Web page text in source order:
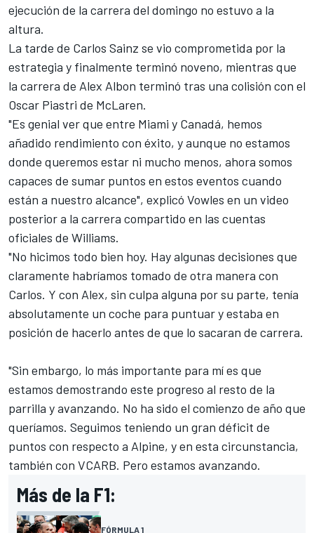
ejecución de la carrera del domingo no estuvo a la
altura.
La tarde de Carlos Sainz se vio comprometida por la
estrategia y finalmente terminó noveno, mientras que
la carrera de Alex Albon terminó tras una colisión con el
Oscar Piastri de McLaren.
"Es genial ver que entre Miami y Canadá, hemos
añadido rendimiento con éxito, y aunque no estamos
donde queremos estar ni mucho menos, ahora somos
capaces de sumar puntos en estos eventos cuando
están a nuestro alcance", explicó Vowles en un video
posterior a la carrera compartido en las cuentas
oficiales de Williams.
"No hicimos todo bien hoy. Hay algunas decisiones que
claramente habríamos tomado de otra manera con
Carlos. Y con Alex, sin culpa alguna por su parte, tenía
absolutamente un coche para puntuar y estaba en
posición de hacerlo antes de que lo sacaran de carrera.
"Sin embargo, lo más importante para mí es que
estamos demostrando este progreso al resto de la
parrilla y avanzando. No ha sido el comienzo de año que
queríamos. Seguimos teniendo un gran déficit de
puntos con respecto a Alpine, y en esta circunstancia,
también con VCARB. Pero estamos avanzando.
Más de la F1:
FÓRMULA 1